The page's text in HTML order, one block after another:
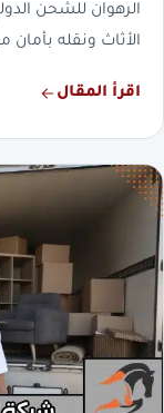
الرهوان للشحن
الأثاث ونقله بأمان
اقرأ المقال